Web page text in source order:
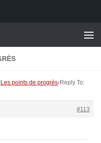
Les points de progrès›Reply To:
#113